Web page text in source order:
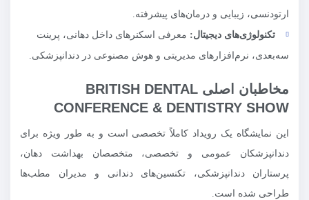
ارتودنسی، زیبایی و درمان‌های پیشرفته.
تکنولوژی‌های دیجیتال: معرفی اسکنرهای داخل دهانی، پرینت
سه‌بعدی، نرم‌افزارهای مدیریتی و هوش مصنوعی در دندانپزشکی.
مخاطبان اصلی BRITISH DENTAL
CONFERENCE & DENTISTRY SHOW
این نمایشگاه یک رویداد کاملاً تخصصی است و به طور ویژه برای
دندانپزشکان عمومی و تخصصی، متخصصان بهداشت دهان،
پرستاران دندانپزشکی، تکنسین‌های دندانی و مدیران مطب‌ها
طراحی شده است.